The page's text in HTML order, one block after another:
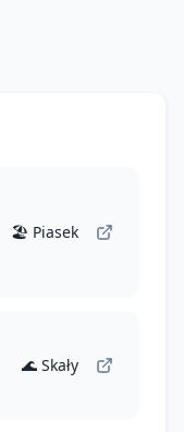
🏖️ Piasek
🌊 Skały